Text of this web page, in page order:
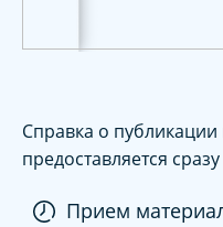
Справка о публикации
предоставляется
Прием